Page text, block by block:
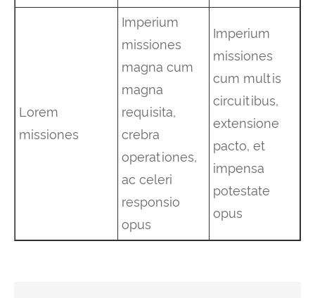
Lorem
missiones
Imperium
missiones
magna cum
magna
requisita,
crebra
operationes,
ac celeri
responsio
opus
Imperium
missiones
cum multis
circuitibus,
extensione
pacto, et
impensa
potestate
opus